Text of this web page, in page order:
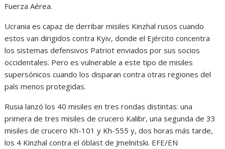
Fuerza Aérea.
Ucrania es capaz de derribar misiles Kinzhal rusos cuando
estos van dirigidos contra Kyiv, donde el Ejército concentra
los sistemas defensivos Patriot enviados por sus socios
occidentales. Pero es vulnerable a este tipo de misiles
supersónicos cuando los disparan contra otras regiones del
país menos protegidas.
Rusia lanzó los 40 misiles en tres rondas distintas: una
primera de tres misiles de crucero Kalibr, una segunda de 33
misiles de crucero Kh-101 y Kh-555 y, dos horas más tarde,
los 4 Kinzhal contra el óblast de Jmelnitski. EFE/EN